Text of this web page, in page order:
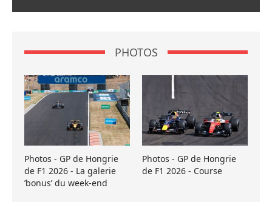
PHOTOS
Photos - GP de Hongrie
de F1 2026 - La galerie
’bonus’ du week-end
Photos - GP de Hongrie
de F1 2026 - Course